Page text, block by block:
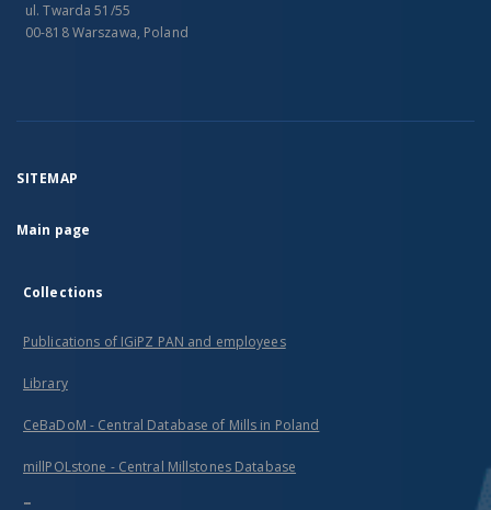
ul. Twarda 51/55
00-818 Warszawa, Poland
SITEMAP
Main page
Collections
Publications of IGiPZ PAN and employees
Library
CeBaDoM - Central Database of Mills in Poland
millPOLstone - Central Millstones Database
...